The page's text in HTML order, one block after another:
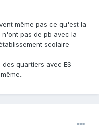
même pas ce qu'est la
pas de pb avec la
scolaire
quartiers avec ES